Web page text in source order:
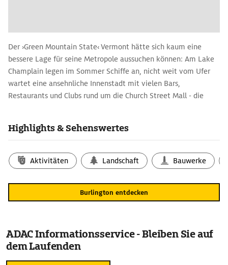
Der ›Green Mountain State‹ Vermont hätte sich kaum eine
bessere Lage für seine Metropole aussuchen können: Am Lake
Champlain legen im Sommer Schiffe an, nicht weit vom Ufer
wartet eine ansehnliche Innenstadt mit vielen Bars,
Restaurants und Clubs rund um die Church Street Mall - die
11 km südlich liegt das Shelburne Museum.
Highlights & Sehenswertes
Aktivitäten Landschaft Bauwerke
Burlington entdecken
ADAC Informationsservice - Bleiben Sie auf
dem Laufenden